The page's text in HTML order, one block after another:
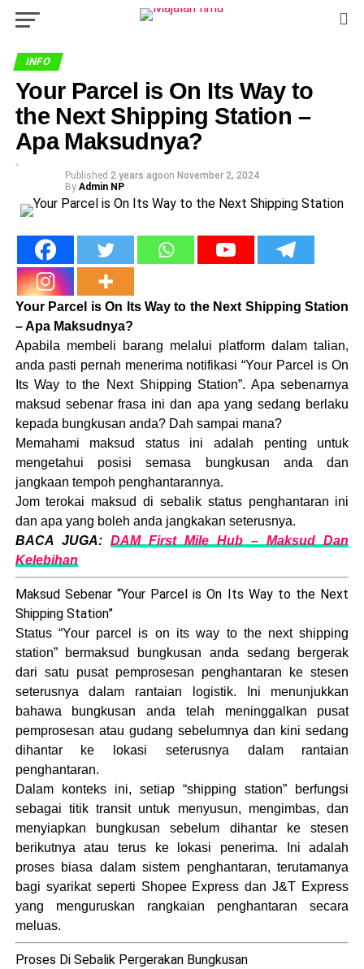
INFO
Your Parcel is On Its Way to
the Next Shipping Station –
Apa Maksudnya?
Published 2 years agoon November 2, 2024
By Admin NP
Your Parcel is On Its Way to the Next Shipping Station
– Apa Maksudnya?
Apabila membeli barang melalui platform dalam talian,
anda pasti pernah menerima notifikasi “Your Parcel is On
Its Way to the Next Shipping Station”. Apa sebenarnya
maksud sebenar frasa ini dan apa yang sedang berlaku
kepada bungkusan anda? Dah sampai mana?
Memahami maksud status ini adalah penting untuk
mengetahui posisi semasa bungkusan anda dan
jangkaan tempoh penghantarannya.
Jom terokai maksud di sebalik status penghantaran ini
dan apa yang boleh anda jangkakan seterusnya.
BACA JUGA: DAM First Mile Hub – Maksud Dan
Kelebihan
Maksud Sebenar “Your Parcel is On Its Way to the Next
Shipping Station”
Status “Your parcel is on its way to the next shipping
station” bermaksud bungkusan anda sedang bergerak
dari satu pusat pemprosesan penghantaran ke stesen
seterusnya dalam rantaian logistik. Ini menunjukkan
bahawa bungkusan anda telah meninggalkan pusat
pemprosesan atau gudang sebelumnya dan kini sedang
dihantar ke lokasi seterusnya dalam rantaian
penghantaran.
Dalam konteks ini, setiap “shipping station” berfungsi
sebagai titik transit untuk menyusun, mengimbas, dan
menyiapkan bungkusan sebelum dihantar ke stesen
berikutnya atau terus ke lokasi penerima. Ini adalah
proses biasa dalam sistem penghantaran, terutamanya
bagi syarikat seperti Shopee Express dan J&T Express
yang menguruskan rangkaian penghantaran secara
meluas​.
Proses Di Sebalik Pergerakan Bungkusan